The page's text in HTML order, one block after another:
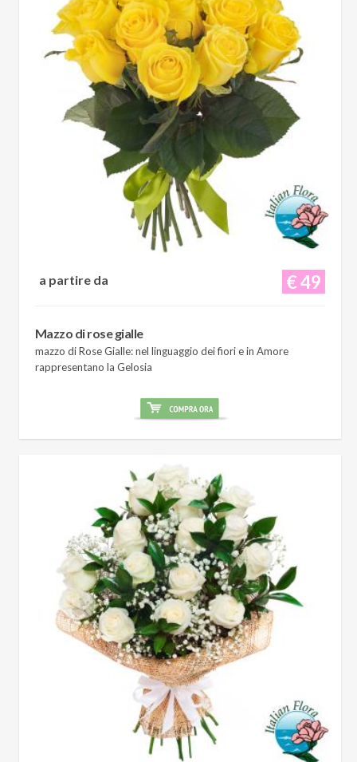
€ 49
a partire da
Mazzo di rose gialle
mazzo di Rose Gialle: nel linguaggio dei fiori e in Amore
rappresentano la Gelosia